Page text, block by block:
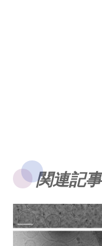
関連記事